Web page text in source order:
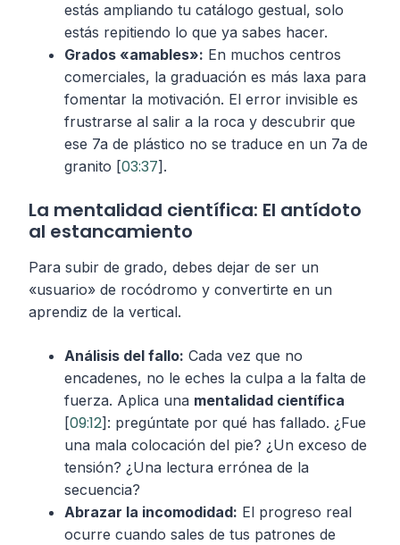
estás ampliando tu catálogo gestual, solo
estás repitiendo lo que ya sabes hacer.
Grados «amables»: En muchos centros
comerciales, la graduación es más laxa para
fomentar la motivación. El error invisible es
frustrarse al salir a la roca y descubrir que
ese 7a de plástico no se traduce en un 7a de
granito [03:37].
La mentalidad científica: El antídoto
al estancamiento
Para subir de grado, debes dejar de ser un
«usuario» de rocódromo y convertirte en un
aprendiz de la vertical.
Análisis del fallo: Cada vez que no
encadenes, no le eches la culpa a la falta de
fuerza. Aplica una mentalidad científica
[09:12]: pregúntate por qué has fallado. ¿Fue
una mala colocación del pie? ¿Un exceso de
tensión? ¿Una lectura errónea de la
secuencia?
Abrazar la incomodidad: El progreso real
ocurre cuando sales de tus patrones de